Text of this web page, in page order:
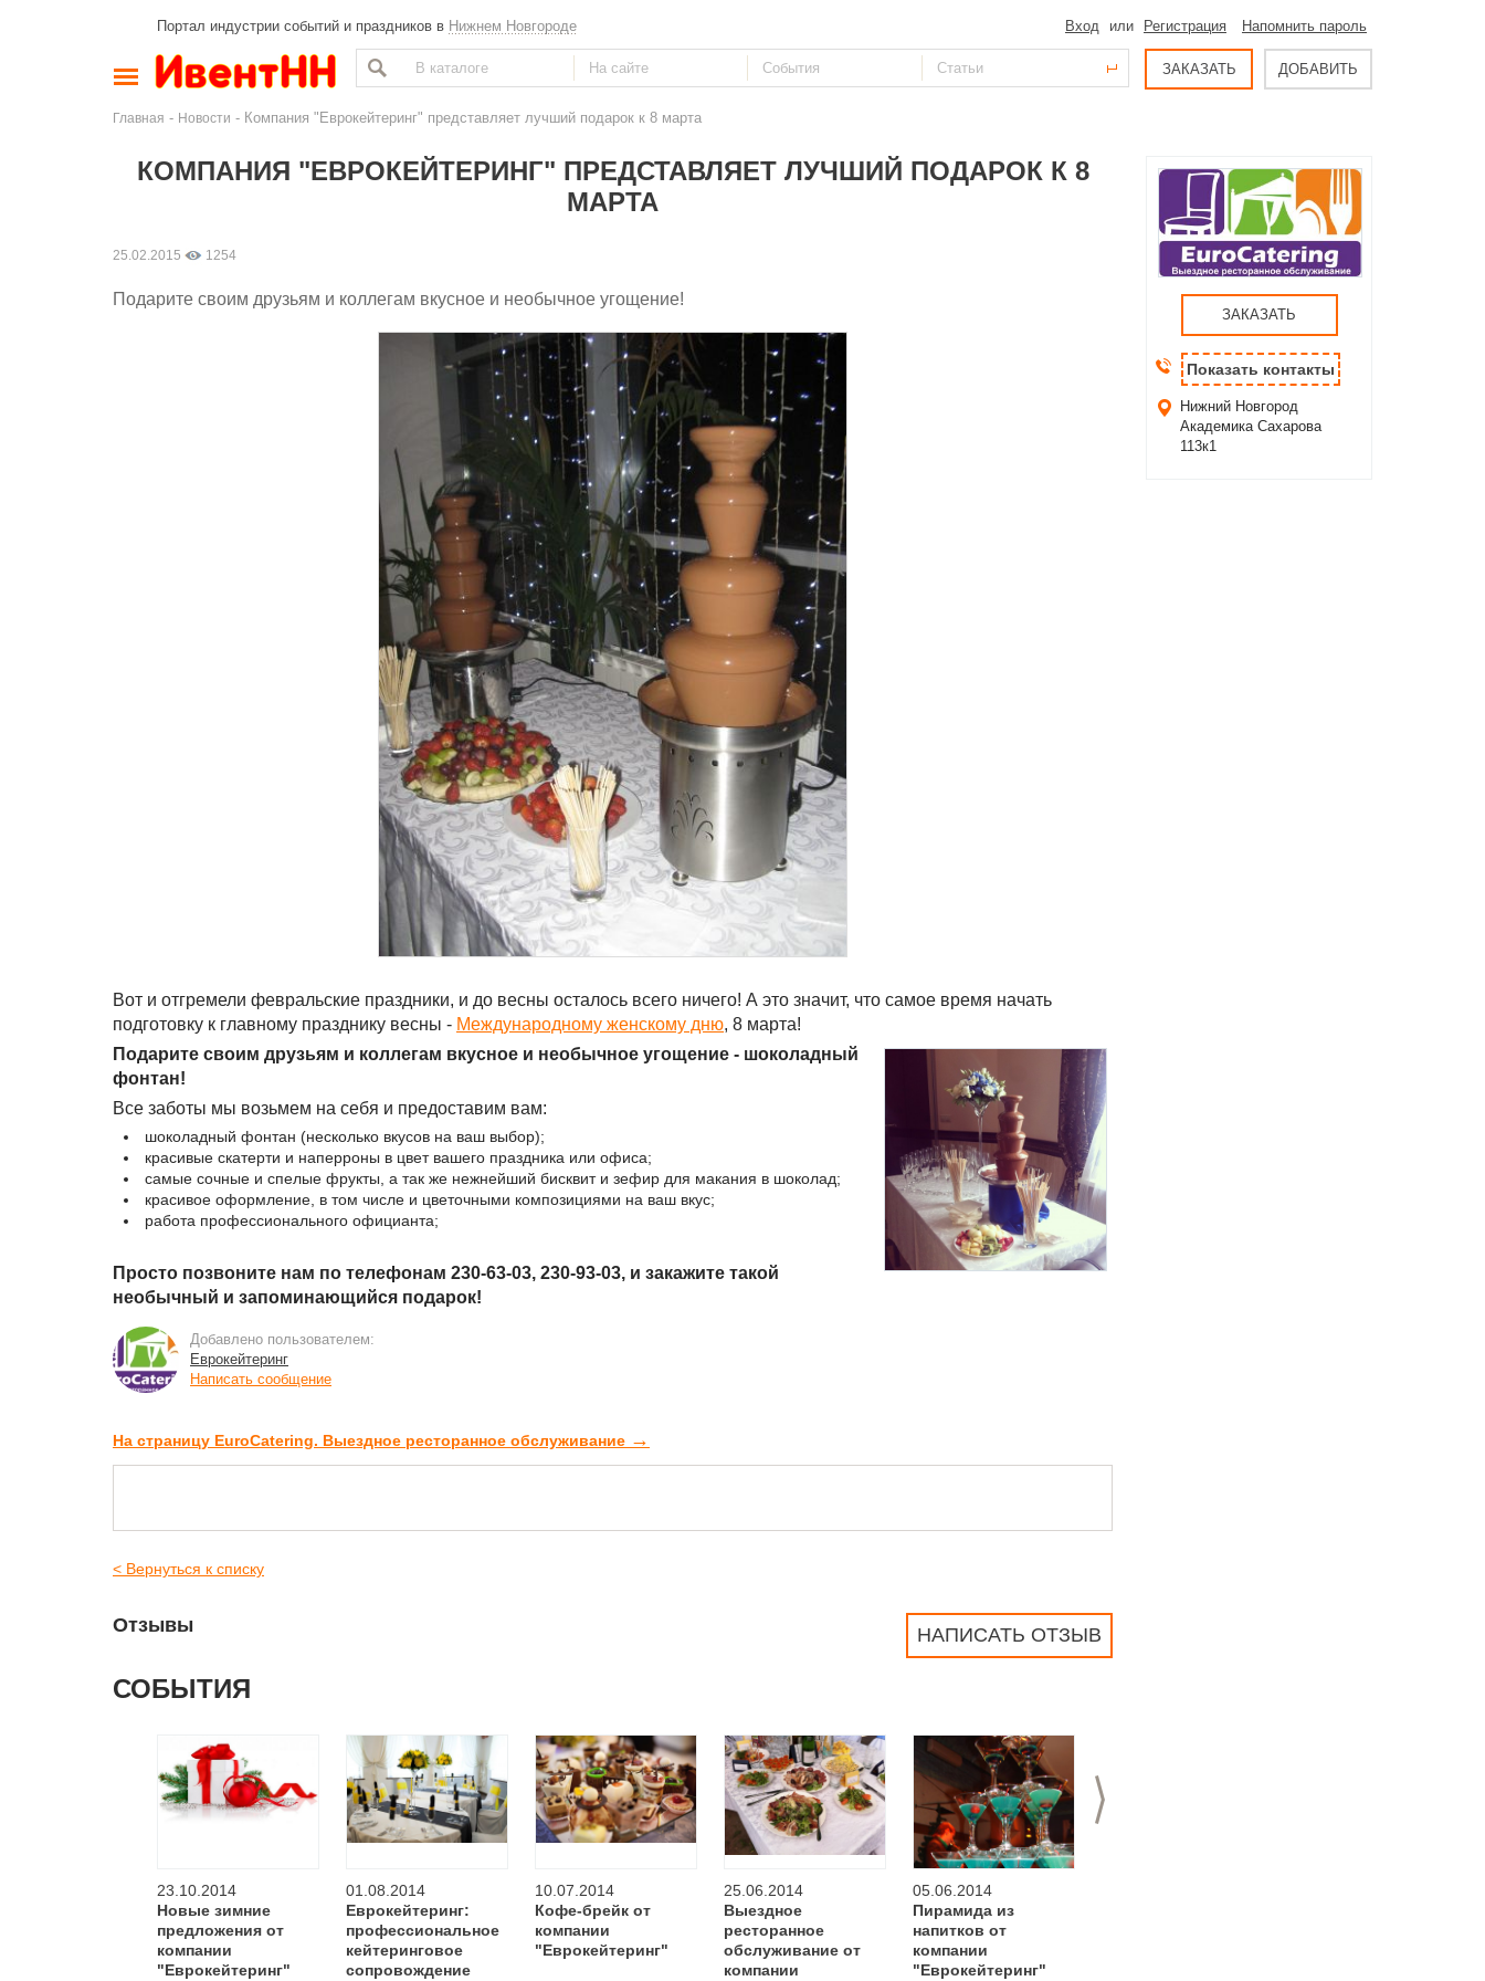
Портал индустрии событий и праздников в Нижнем Новгороде Вход или Регистрация Напомнить пароль
ЗАКАЗАТЬ ДОБАВИТЬ
Главная - Новости - Компания "Еврокейтеринг" представляет лучший подарок к 8 марта
КОМПАНИЯ "ЕВРОКЕЙТЕРИНГ" ПРЕДСТАВЛЯЕТ ЛУЧШИЙ ПОДАРОК К 8
МАРТА
25.02.2015 1254
Подарите своим друзьям и коллегам вкусное и необычное угощение!
Вот и отгремели февральские праздники, и до весны осталось всего ничего! А это значит, что самое время начать
подготовку к главному празднику весны - Международному женскому дню, 8 марта!
Подарите своим друзьям и коллегам вкусное и необычное угощение - шоколадный
фонтан!
Все заботы мы возьмем на себя и предоставим вам:
шоколадный фонтан (несколько вкусов на ваш выбор);
красивые скатерти и наперроны в цвет вашего праздника или офиса;
самые сочные и спелые фрукты, а так же нежнейший бисквит и зефир для макания в шоколад;
красивое оформление, в том числе и цветочными композициями на ваш вкус;
работа профессионального официанта;
Просто позвоните нам по телефонам 230-63-03, 230-93-03, и закажите такой
необычный и запоминающийся подарок!
Добавлено пользователем:
Еврокейтеринг
Написать сообщение
На страницу EuroCatering. Выездное ресторанное обслуживание →
< Вернуться к списку
НАПИСАТЬ ОТЗЫВ
Отзывы
СОБЫТИЯ
>
23.10.2014
Новые зимние
предложения от
компании
"Еврокейтеринг"
01.08.2014
Еврокейтеринг:
профессиональное
кейтеринговое
сопровождение
10.07.2014
Кофе-брейк от
компании
"Еврокейтеринг"
25.06.2014
Выездное
ресторанное
обслуживание от
компании
05.06.2014
Пирамида из
напитков от
компании
"Еврокейтеринг"
ЗАКАЗАТЬ
Показать контакты
Нижний Новгород
Академика Сахарова
113к1